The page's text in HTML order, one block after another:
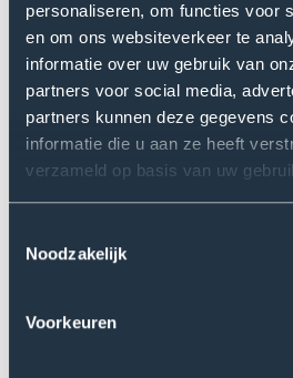
personaliseren, om functies voor
en om ons websiteverkeer te
informatie over uw gebruik van
partners voor social media,
partners kunnen deze gegevens
informatie die u aan ze heeft
verzameld op basis van uw
Noodzakelijk
Voorkeuren
Meer armoede
Een minder gezonde leefstijl
Een lagere kwaliteit van leven
Het oplopen van
(denk bijvoorbeeld aan
onderwijs)
Niet voor niets besteden
van de gezondheid van